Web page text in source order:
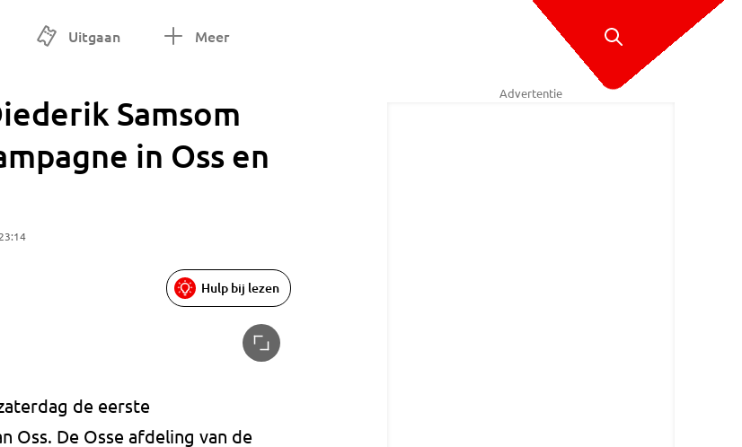
Uitgaan Meer
Samsom
in Oss en
Hulp bij lezen
de eerste
Oss. De Osse afdeling van de
Advertentie